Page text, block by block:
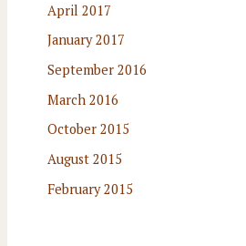
April 2017
January 2017
September 2016
March 2016
October 2015
August 2015
February 2015